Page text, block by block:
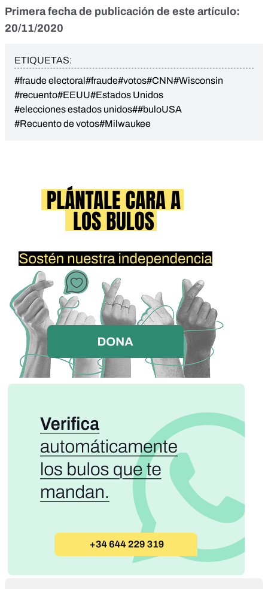
Primera fecha de publicación de este artículo:
20/11/2020
ETIQUETAS:
#fraude electoral#fraude#votos#CNN#Wisconsin
#recuento#EEUU#Estados Unidos
#elecciones estados unidos##buloUSA
#Recuento de votos#Milwaukee